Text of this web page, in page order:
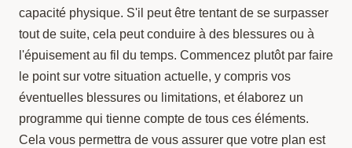
capacité physique. S'il peut être tentant de se surpasser
tout de suite, cela peut conduire à des blessures ou à
l'épuisement au fil du temps. Commencez plutôt par faire
le point sur votre situation actuelle, y compris vos
éventuelles blessures ou limitations, et élaborez un
programme qui tienne compte de tous ces éléments.
Cela vous permettra de vous assurer que votre plan est